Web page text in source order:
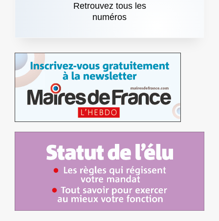
Retrouvez tous les
numéros